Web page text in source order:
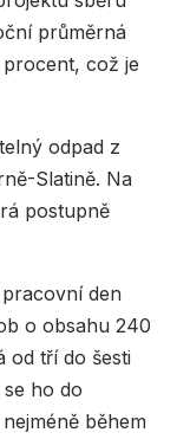
průměrná
což je
odpad z
Slatině. Na
postupně
den
o obsahu 240
od tří do šesti
ho do
během